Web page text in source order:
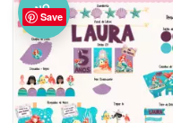
Save
NO
VO